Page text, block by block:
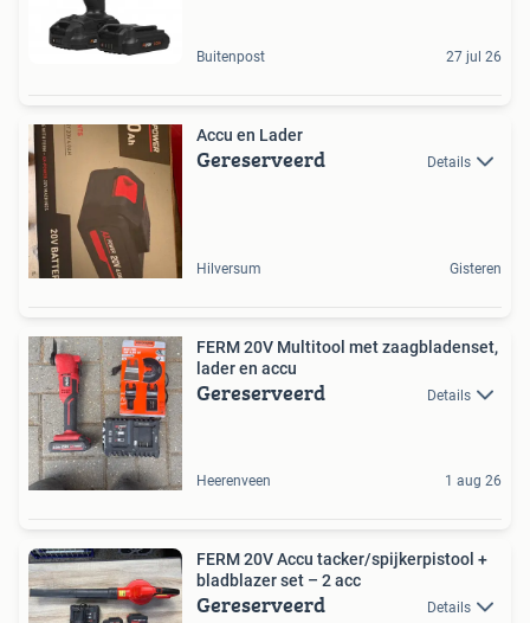
Buitenpost 27 jul 26
Accu en Lader
Gereserveerd Details
Hilversum Gisteren
FERM 20V Multitool met zaagbladenset,
lader en accu
Gereserveerd Details
Heerenveen 1 aug 26
FERM 20V Accu tacker/spijkerpistool +
bladblazer set – 2 acc
Gereserveerd Details